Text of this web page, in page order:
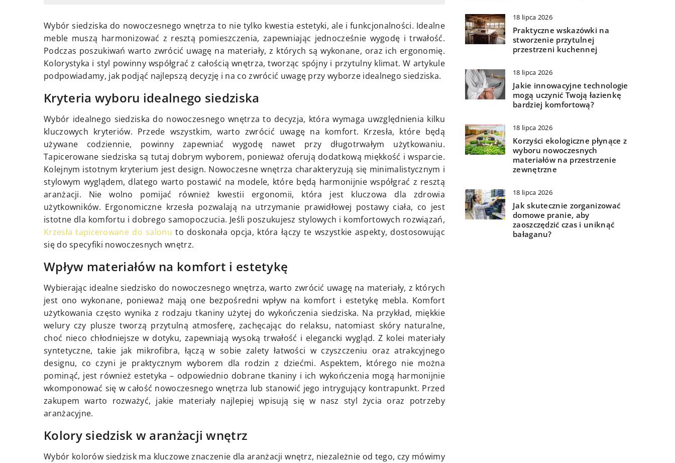
Wybór siedziska do nowoczesnego wnętrza to nie tylko kwestia estetyki, ale i funkcjonalności. Idealne
meble muszą harmonizować z resztą pomieszczenia, zapewniając jednocześnie wygodę i trwałość.
Podczas poszukiwań warto zwrócić uwagę na materiały, z których są wykonane, oraz ich ergonomię.
Kolorystyka i styl powinny współgrać z całością wnętrza, tworząc spójny i przytulny klimat. W artykule
podpowiadamy, jak podjąć najlepszą decyzję i na co zwrócić uwagę przy wyborze idealnego siedziska.
Kryteria wyboru idealnego siedziska
Wybór idealnego siedziska do nowoczesnego wnętrza to decyzja, która wymaga uwzględnienia kilku
kluczowych kryteriów. Przede wszystkim, warto zwrócić uwagę na komfort. Krzesła, które będą
używane codziennie, powinny zapewniać wygodę nawet przy długotrwałym użytkowaniu.
Tapicerowane siedziska są tutaj dobrym wyborem, ponieważ oferują dodatkową miękkość i wsparcie.
Kolejnym istotnym kryterium jest design. Nowoczesne wnętrza charakteryzują się minimalistycznym i
stylowym wyglądem, dlatego warto postawić na modele, które będą harmonijnie współgrać z resztą
aranżacji. Nie wolno pomijać również kwestii ergonomii, która jest kluczowa dla zdrowia
użytkowników. Ergonomiczne krzesła pozwalają na utrzymanie prawidłowej postawy ciała, co jest
istotne dla komfortu i dobrego samopoczucia. Jeśli poszukujesz stylowych i komfortowych rozwiązań,
Krzesła tapicerowane do salonu to doskonała opcja, która łączy te wszystkie aspekty, dostosowując
się do specyfiki nowoczesnych wnętrz.
Wpływ materiałów na komfort i estetykę
Wybierając idealne siedzisko do nowoczesnego wnętrza, warto zwrócić uwagę na materiały, z których
jest ono wykonane, ponieważ mają one bezpośredni wpływ na komfort i estetykę mebla. Komfort
użytkowania często wynika z rodzaju tkaniny użytej do wykończenia siedziska. Na przykład, miękkie
welury czy plusze tworzą przytulną atmosferę, zachęcając do relaksu, natomiast skóry naturalne,
choć nieco chłodniejsze w dotyku, zapewniają wysoką trwałość i elegancki wygląd. Z kolei materiały
syntetyczne, takie jak mikrofibra, łączą w sobie zalety łatwości w czyszczeniu oraz atrakcyjnego
designu, co czyni je praktycznym wyborem dla rodzin z dziećmi. Aspektem, którego nie można
pominąć, jest również estetyka – odpowiednio dobrane tkaniny i ich wykończenia mogą harmonijnie
wkomponować się w całość nowoczesnego wnętrza lub stanowić jego intrygujący kontrapunkt. Przed
zakupem warto rozważyć, jakie materiały najlepiej wpisują się w nasz styl życia oraz potrzeby
aranżacyjne.
Kolory siedzisk w aranżacji wnętrz
Wybór kolorów siedzisk ma kluczowe znaczenie dla aranżacji wnętrz, niezależnie od tego, czy mówimy
18 lipca 2026
Praktyczne wskazówki na
stworzenie przytulnej
przestrzeni kuchennej
18 lipca 2026
Jakie innowacyjne technologie
mogą uczynić Twoją łazienkę
bardziej komfortową?
18 lipca 2026
Korzyści ekologiczne płynące z
wyboru nowoczesnych
materiałów na przestrzenie
zewnętrzne
18 lipca 2026
Jak skutecznie zorganizować
domowe pranie, aby
zaoszczędzić czas i uniknąć
bałaganu?